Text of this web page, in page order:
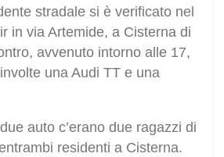
stradale si è verificato nel
in via Artemide, a Cisterna di
avvenuto intorno alle 17,
una Audi TT e una
auto c’erano due ragazzi di
residenti a Cisterna.